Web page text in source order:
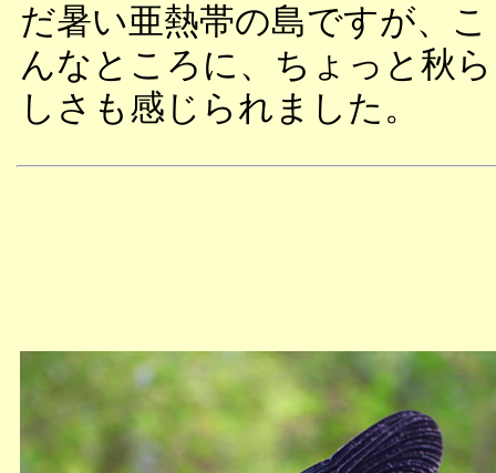
だ暑い亜熱帯の島ですが、こ
んなところに、ちょっと秋ら
しさも感じられました。